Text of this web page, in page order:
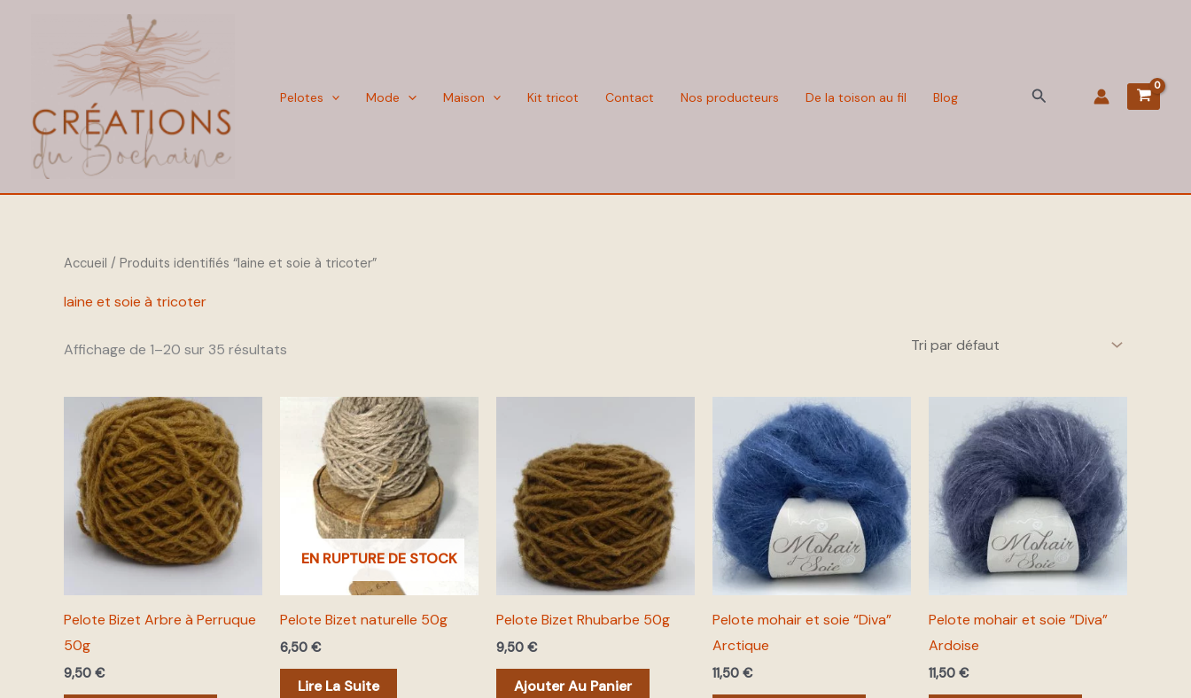
Pelotes Mode Maison Kit tricot Contact Nos producteurs De la toison au fil Blog Rechercher
Accueil / Produits identifiés “laine et soie à tricoter”
laine et soie à tricoter
Affichage de 1–20 sur 35 résultats
Pelote Bizet Arbre à Perruque
50g
9,50 €
EN RUPTURE DE STOCK
Pelote Bizet naturelle 50g
6,50 €
Lire La Suite
Pelote Bizet Rhubarbe 50g
9,50 €
Ajouter Au Panier
Pelote mohair et soie “Diva”
Arctique
11,50 €
Pelote mohair et soie “Diva”
Ardoise
11,50 €